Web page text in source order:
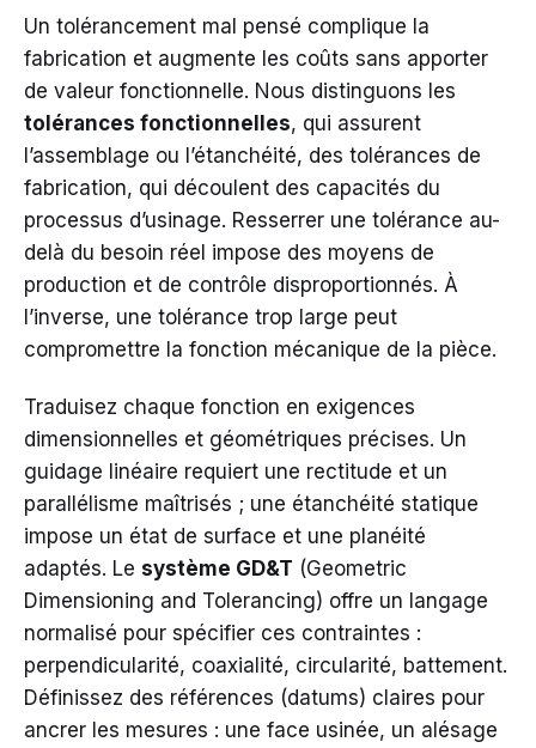
Un tolérancement mal pensé complique la
fabrication et augmente les coûts sans apporter
de valeur fonctionnelle. Nous distinguons les
tolérances fonctionnelles, qui assurent
l’assemblage ou l’étanchéité, des tolérances de
fabrication, qui découlent des capacités du
processus d’usinage. Resserrer une tolérance au-
delà du besoin réel impose des moyens de
production et de contrôle disproportionnés. À
l’inverse, une tolérance trop large peut
compromettre la fonction mécanique de la pièce.
Traduisez chaque fonction en exigences
dimensionnelles et géométriques précises. Un
guidage linéaire requiert une rectitude et un
parallélisme maîtrisés ; une étanchéité statique
impose un état de surface et une planéité
adaptés. Le système GD&T (Geometric
Dimensioning and Tolerancing) offre un langage
normalisé pour spécifier ces contraintes :
perpendicularité, coaxialité, circularité, battement.
Définissez des références (datums) claires pour
ancrer les mesures : une face usinée, un alésage